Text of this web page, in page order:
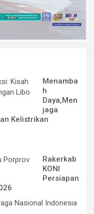
Menamba
h
Daya,Men
jaga
Kelistrikan
Rakerkab
KONI
Persiapan
Nasional Indonesia